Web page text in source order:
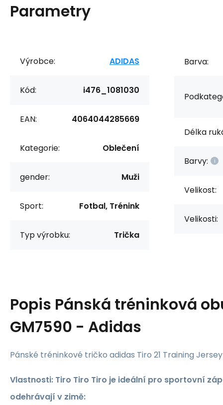
Parametry
Výrobce: ADIDAS
Kód: i476_1081030
EAN: 4064044285669
Kategorie: Oblečení
gender: Muži
Sport: Fotbal, Trénink
Typ výrobku: Trička
Barva:
Délka
Barvy:
Velikost:
Velikosti:
Popis Pánská tréninková
GM7590 - Adidas
Pánské tréninkové tričko adidas Tiro 21 Training
Vlastnosti: Tiro Tiro Tiro je ideální pro sportovní
odehrávají v zimě: